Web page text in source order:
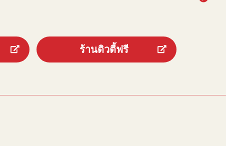
ร้านดิวตี้ฟรี